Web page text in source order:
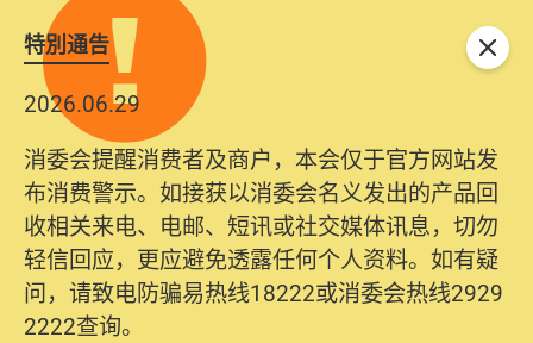
特別通告
2026.06.29
消委会提醒消费者及商户，本会仅于官方网站发
布消费警示。如接获以消委会名义发出的产品回
收相关来电、电邮、短讯或社交媒体讯息，切勿
轻信回应，更应避免透露任何个人资料。如有疑
问，请致电防骗易热线18222或消委会热线2929
2222查询。
关闭